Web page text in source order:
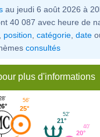
au jeudi 6 août 2026 à
40 087 avec heure de
position catégorie date
consultés
plus d'informations
20°
40'
21°
52'
25°
56'